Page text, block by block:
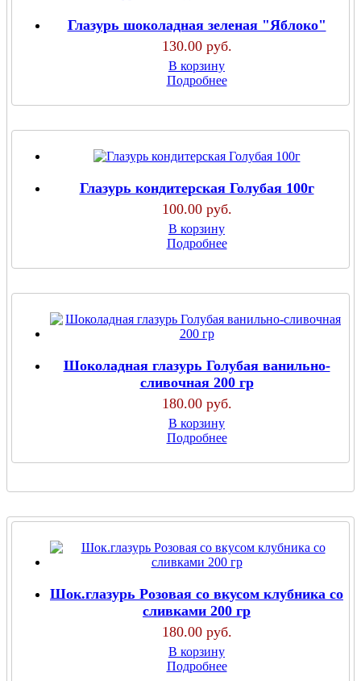
Глазурь шоколадная зеленая "Яблоко"
130.00 руб.
В корзину
Подробнее
Глазурь кондитерская Голубая 100г
100.00 руб.
В корзину
Подробнее
Шоколадная глазурь Голубая ванильно-
сливочная 200 гр
180.00 руб.
В корзину
Подробнее
Шок.глазурь Розовая со вкусом клубника со
сливками 200 гр
180.00 руб.
В корзину
Подробнее